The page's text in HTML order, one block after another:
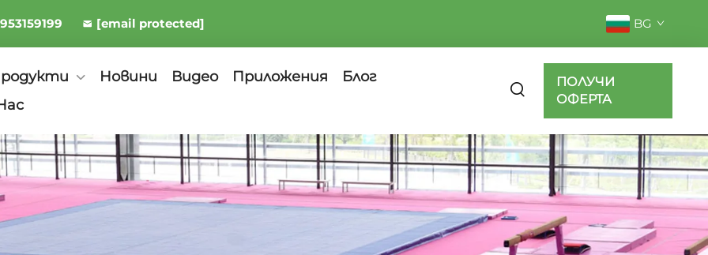
[email protected] BG
Новини Видео Приложения
Блог
ПОЛУЧИ
ОФЕРТА